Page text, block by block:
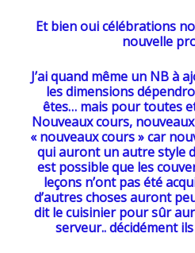
Et bien oui célébrations
nouvelle
J’ai quand même un NB à
les dimensions
êtes… mais pour toutes
Nouveaux cours,
« nouveaux cours » car
qui auront un autre style
est possible que les
leçons n’ont pas été
d’autres choses auront
dit le cuisinier pour sûr
serveur.. décidément